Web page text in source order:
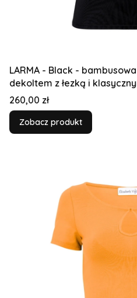
LARMA - Black -
dekoltem z łezką i
Cena
260,00 zł
Zobacz produkt